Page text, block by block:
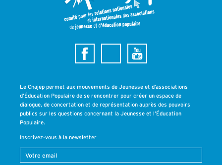
Le Cnajep permet aux mouvements de Jeunesse et d’associations
d’Éducation Populaire de se rencontrer pour créer un espace de
dialogue, de concertation et de représentation auprès des pouvoirs
publics sur les questions concernant la Jeunesse et l’Éducation
Populaire.
Inscrivez-vous à la newsletter